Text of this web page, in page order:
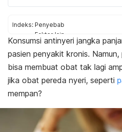
Indeks: Penyebab
Faktor lain
Cara lain atasi nyeri
Konsumsi antinyeri jangka
pasien penyakit kronis.
bisa membuat obat tak lagi
jika obat pereda nyeri, seperti
mempan?